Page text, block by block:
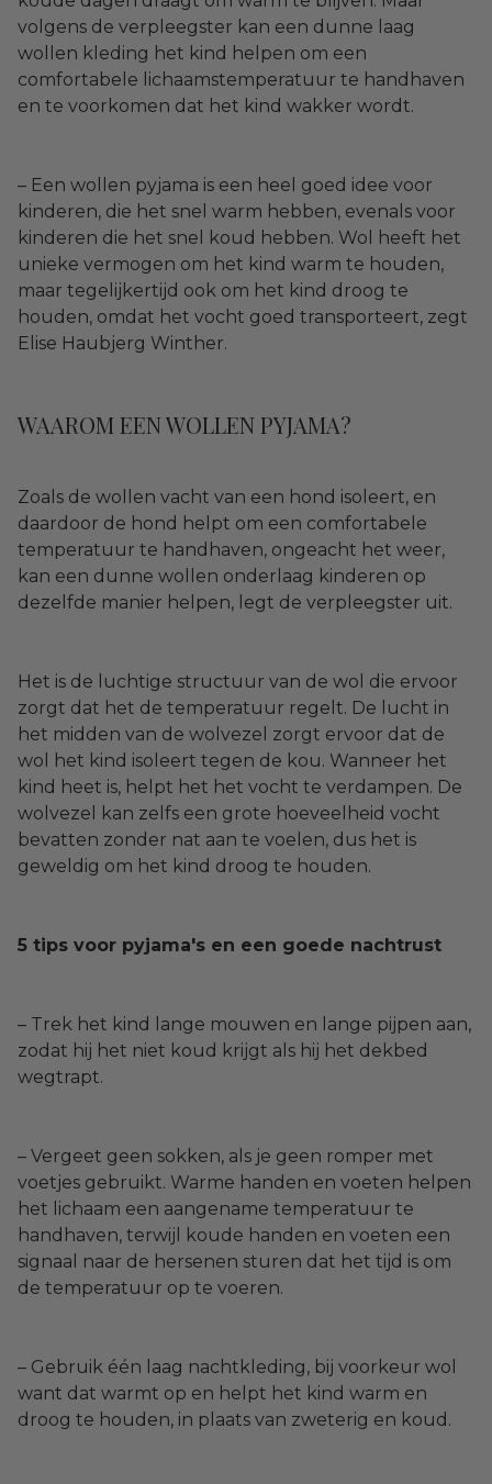
volgens de verpleegster kan een dunne laag
wollen kleding het kind helpen om een
comfortabele lichaamstemperatuur te handhaven
en te voorkomen dat het kind wakker wordt.
– Een wollen pyjama is een heel goed idee voor
kinderen, die het snel warm hebben, evenals voor
kinderen die het snel koud hebben. Wol heeft het
unieke vermogen om het kind warm te houden,
maar tegelijkertijd ook om het kind droog te
houden, omdat het vocht goed transporteert, zegt
Elise Haubjerg Winther.
WAAROM EEN WOLLEN PYJAMA?
Zoals de wollen vacht van een hond isoleert, en
daardoor de hond helpt om een comfortabele
temperatuur te handhaven, ongeacht het weer,
kan een dunne wollen onderlaag kinderen op
dezelfde manier helpen, legt de verpleegster uit.
Het is de luchtige structuur van de wol die ervoor
zorgt dat het de temperatuur regelt. De lucht in
het midden van de wolvezel zorgt ervoor dat de
wol het kind isoleert tegen de kou. Wanneer het
kind heet is, helpt het het vocht te verdampen. De
wolvezel kan zelfs een grote hoeveelheid vocht
bevatten zonder nat aan te voelen, dus het is
geweldig om het kind droog te houden.
5 tips voor pyjama's en een goede nachtrust
– Trek het kind lange mouwen en lange pijpen aan,
zodat hij het niet koud krijgt als hij het dekbed
wegtrapt.
– Vergeet geen sokken, als je geen romper met
voetjes gebruikt. Warme handen en voeten helpen
het lichaam een aangename temperatuur te
handhaven, terwijl koude handen en voeten een
signaal naar de hersenen sturen dat het tijd is om
de temperatuur op te voeren.
– Gebruik één laag nachtkleding, bij voorkeur wol
want dat warmt op en helpt het kind warm en
droog te houden, in plaats van zweterig en koud.